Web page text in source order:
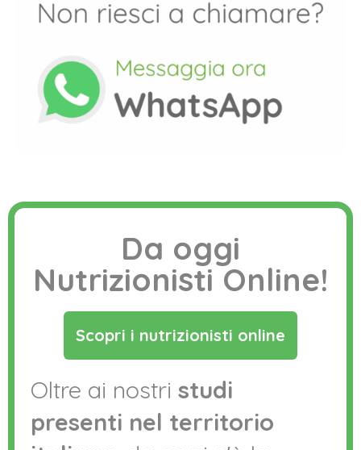
Da oggi
Nutrizionisti Online!
Scopri i nutrizionisti online
Oltre ai nostri studi
presenti nel territorio